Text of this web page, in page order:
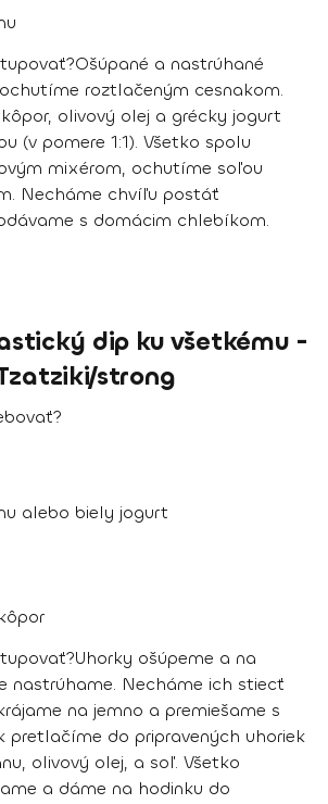
Ošúpané a nastrúhané
roztlačeným cesnakom.
olivový olej a grécky jogurt
(v pomere 1:1). Všetko spolu
mixérom, ochutíme soľou
Necháme chvíľu postáť
s domácim chlebíkom.
dip ku všetkému -
strong
alebo biely jogurt
Uhorky ošúpeme a na
nastrúhame. Necháme ich stiecť
na jemno a premiešame s
pretlačíme do pripravených uhoriek
olivový olej, a soľ. Všetko
a dáme na hodinku do